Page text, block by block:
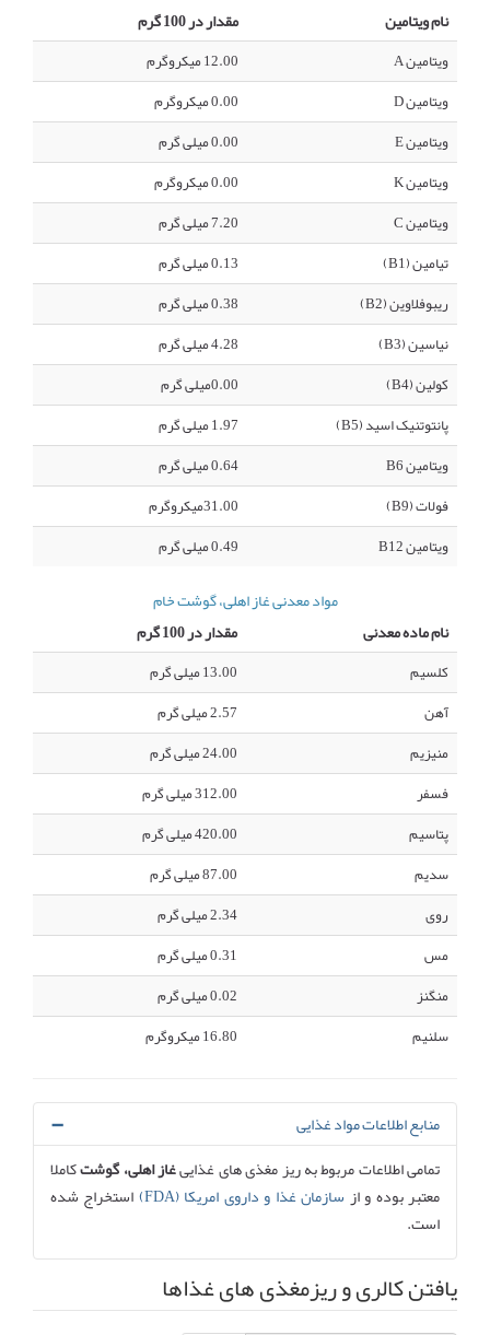
نام ویتامین
مقدار در 100 گرم
ویتامین A
12.00 میکروگرم
ویتامین D
0.00 میکروگرم
ویتامین E
0.00 میلی گرم
ویتامین K
0.00 میکروگرم
ویتامین C
7.20 میلی گرم
تیامین (B1)
0.13 میلی گرم
ریبوفلاوین (B2)
0.38 میلی گرم
نیاسین (B3)
4.28 میلی گرم
کولین (B4)
0.00میلی گرم
پانتوتنیک اسید (B5)
1.97 میلی گرم
ویتامین B6
0.64 میلی گرم
فولات (B9)
31.00میکروگرم
ویتامین B12
0.49 میلی گرم
مواد معدنی غاز اهلی، گوشت خام
نام ماده معدنی
مقدار در 100 گرم
کلسیم
13.00 میلی گرم
آهن
2.57 میلی گرم
منیزیم
24.00 میلی گرم
فسفر
312.00 میلی گرم
پتاسیم
420.00 میلی گرم
سدیم
87.00 میلی گرم
روی
2.34 میلی گرم
مس
0.31 میلی گرم
منگنز
0.02 میلی گرم
سلنیم
16.80 میکروگرم
منابع اطلاعات مواد غذایی
تمامی اطلاعات مربوط به ریز مغذی های غذاییغاز اهلی، گوشتکاملا
معتبر بوده و از سازمان غذا و داروی امریکا (FDA)
استخراج شده
است.
یافتن کالری و ریزمغذی های غذاها